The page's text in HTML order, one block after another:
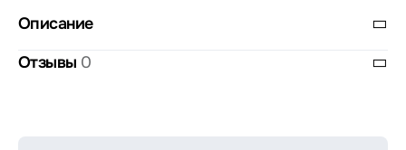
Описание
Отзывы 0